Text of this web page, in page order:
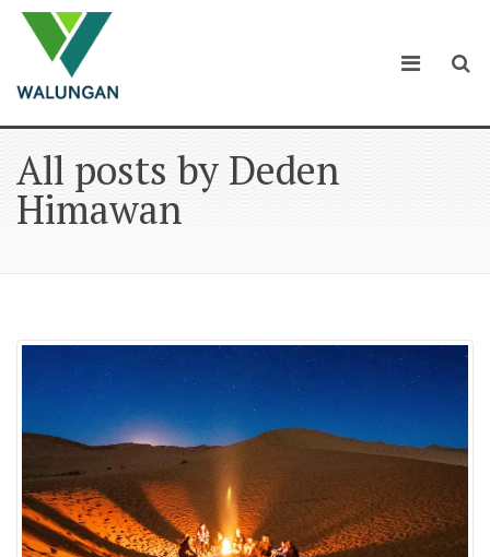
All posts by Deden
Himawan